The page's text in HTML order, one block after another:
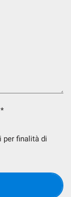
*
per finalità di